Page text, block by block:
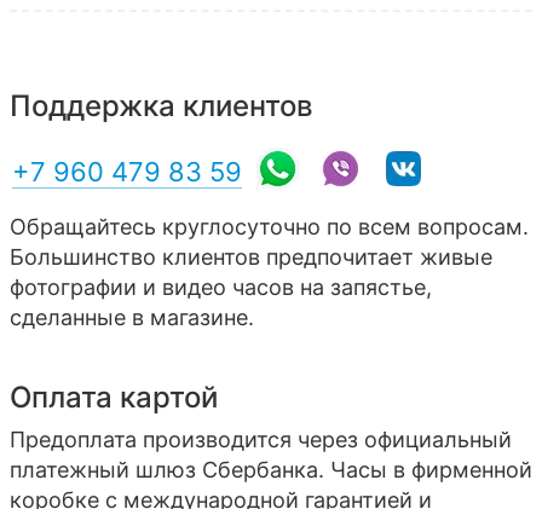
Поддержка клиентов
+7 960 479 83 59
Обращайтесь круглосуточно по всем вопросам.
Большинство клиентов предпочитает живые
фотографии и видео часов на запястье,
сделанные в магазине.
Оплата картой
Предоплата производится через официальный
платежный шлюз Сбербанка. Часы в фирменной
коробке с международной гарантией и